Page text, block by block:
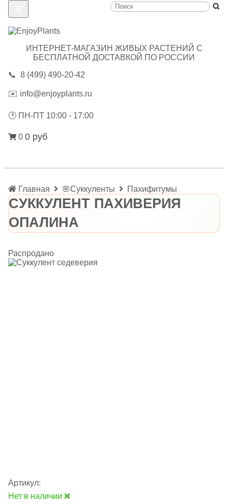
ИНТЕРНЕТ-МАГАЗИН ЖИВЫХ РАСТЕНИЙ С
БЕСПЛАТНОЙ ДОСТАВКОЙ ПО РОССИИ
📞 8 (499) 490-20-42
✉️ info@enjoyplants.ru
🕑 ПН-ПТ 10:00 - 17:00
0 0 руб
Главная 🌸Суккуленты Пахифитумы
СУККУЛЕНТ ПАХИВЕРИЯ
ОПАЛИНА
Распродано
Артикул:
Нет в наличии ❌